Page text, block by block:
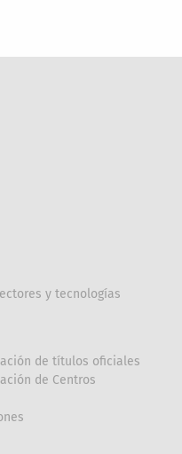
y tecnologías
de títulos oficiales
de Centros